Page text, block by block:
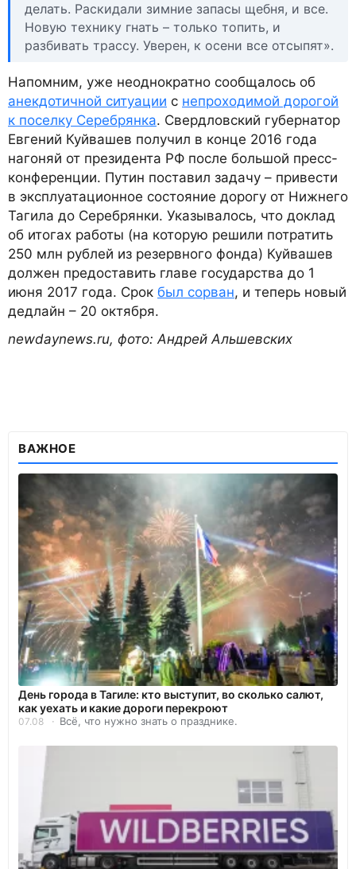
делать. Раскидали зимние запасы щебня, и все.
Новую технику гнать – только топить, и
разбивать трассу. Уверен, к осени все отсыпят».
Напомним, уже неоднократно сообщалось об
анекдотичной ситуации с непроходимой дорогой
к поселку Серебрянка. Свердловский губернатор
Евгений Куйвашев получил в конце 2016 года
нагоняй от президента РФ после большой пресс-
конференции. Путин поставил задачу – привести
в эксплуатационное состояние дорогу от Нижнего
Тагила до Серебрянки. Указывалось, что доклад
об итогах работы (на которую решили потратить
250 млн рублей из резервного фонда) Куйвашев
должен предоставить главе государства до 1
июня 2017 года. Срок был сорван, и теперь новый
дедлайн – 20 октября.
newdaynews.ru, фото: Андрей Альшевских
ВАЖНОЕ
День города в Тагиле: кто выступит, во сколько салют,
как уехать и какие дороги перекроют
07.08 Всё, что нужно знать о празднике.